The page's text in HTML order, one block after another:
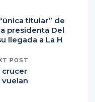
titular” de
presidenta Del
llegada a La H
POST
crucer